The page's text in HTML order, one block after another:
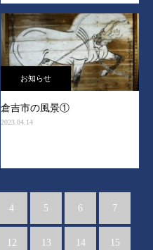
お知らせ
倉吉市の風景①
2023.04.14
4 5 6 7
12 13 14 15